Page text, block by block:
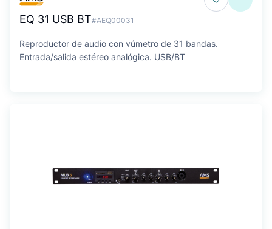
EQ 31 USB BT#AEQ00031
Reproductor de audio con vúmetro de 31 bandas.
Entrada/salida estéreo analógica. USB/BT